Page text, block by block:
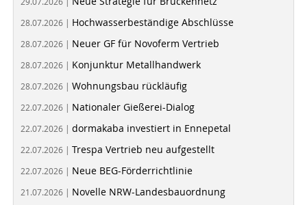
28.07.2026 | Hochwasserbeständige Abschlüsse
28.07.2026 | Neuer GF für Novoferm Vertrieb
28.07.2026 | Konjunktur Metallhandwerk
28.07.2026 | Wohnungsbau rückläufig
22.07.2026 | Nationaler Gießerei-Dialog
22.07.2026 | dormakaba investiert in Ennepetal
22.07.2026 | Trespa Vertrieb neu aufgestellt
22.07.2026 | Neue BEG-Förderrichtlinie
21.07.2026 | Novelle NRW-Landesbauordnung